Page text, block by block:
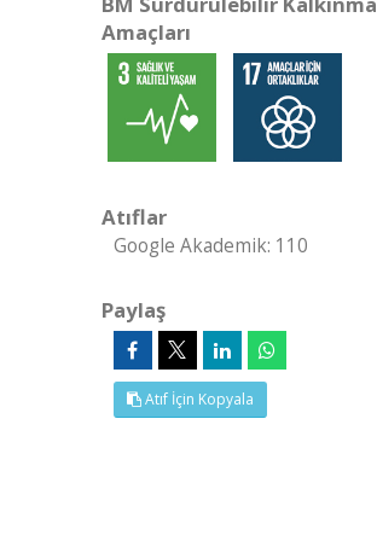
Amaçları
Atıflar
Google Akademik: 110
Paylaş
Atıf İçin Kopyala